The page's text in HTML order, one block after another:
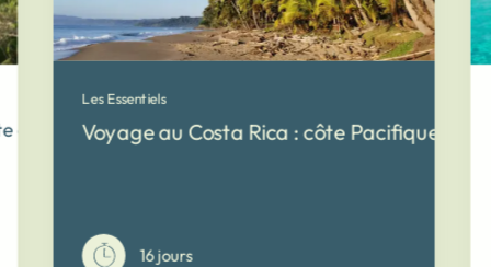
de la Côte Pacifique et des volcans du Nord avec
Les Essentiels
Voyage au Costa Rica : côte Pacifique et
16 jours